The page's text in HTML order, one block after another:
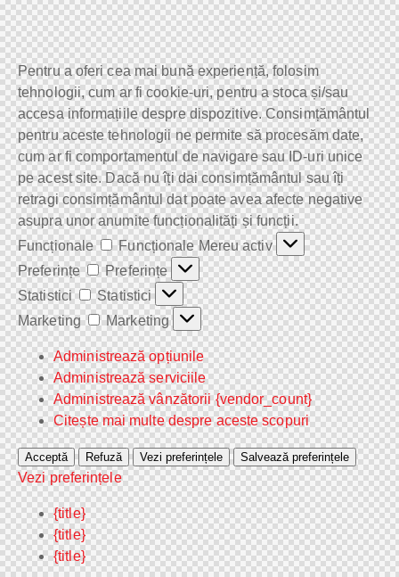
Pentru a oferi cea mai bună experiență, folosim
tehnologii, cum ar fi cookie-uri, pentru a stoca și/sau
accesa informațiile despre dispozitive. Consimțământul
pentru aceste tehnologii ne permite să procesăm date,
cum ar fi comportamentul de navigare sau ID-uri unice
pe acest site. Dacă nu îți dai consimțământul sau îți
retragi consimțământul dat poate avea afecte negative
asupra unor anumite funcționalități și funcții.
Funcționale
Funcționale Mereu activ
Preferințe
Preferințe
Statistici
Statistici
Marketing
Marketing
Administrează opțiunile
Administrează serviciile
Administrează vânzătorii {vendor_count}
Citește mai multe despre aceste scopuri
Acceptă Refuză Vezi preferințele Salvează preferințele
Vezi preferințele
{title}
{title}
{title}